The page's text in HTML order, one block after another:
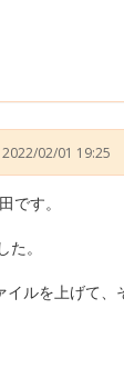
2022/02/01 19:25
です。
。
イルを上げて